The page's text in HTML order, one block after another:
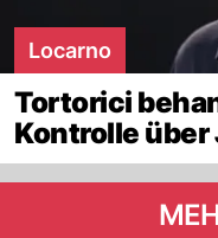
Locarno
Tortorici
Kontrolle